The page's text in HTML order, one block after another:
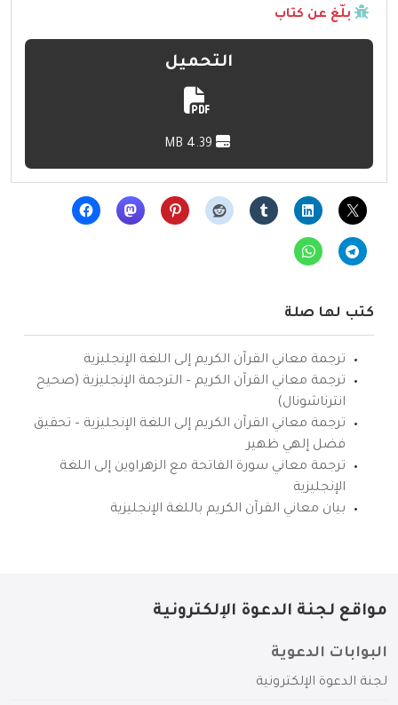
بلّغ عن كتاب
التحميل
كتب لها صلة
ترجمة معاني القرآن الكريم إلى اللغة الإنجليزية
ترجمة معاني القرآن الكريم – الترجمة الإنجليزية (صحيح
انترناشونال)
ترجمة معاني القرآن الكريم إلى اللغة الإنجليزية – تحقيق
فضل إلهي ظهير
ترجمة معاني سورة الفاتحة مع الزهراوين إلى اللغة
الإنجليزية
بيان معاني القرآن الكريم باللغة الإنجليزية
مواقع لجنة الدعوة الإلكترونية
البوابات الدعوية
لجنة الدعوة الإلكترونية